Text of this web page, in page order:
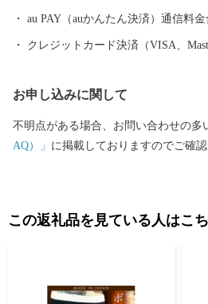
au PAY（auかんたん決済）通信料
クレジットカード決済（VISA、
お申し込みに関して
不明点がある場合、お問い合わせの多
AQ）」 に掲載しておりますのでご確認
この返礼品を見ている人はこ